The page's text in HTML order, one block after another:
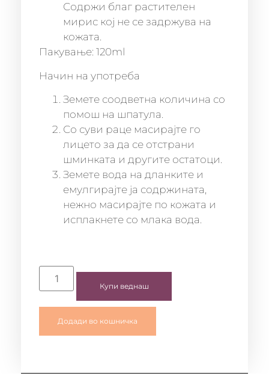
Содржи благ растителен
мирис кој не се задржува на
кожата.
Пакување: 120ml
Начин на употреба
Земете соодветна количина со
помош на шпатула.
Со суви раце масирајте го
лицето за да се отстрани
шминката и другите остатоци.
Земете вода на дланките и
емулгирајте ја содржината,
нежно масирајте по кожата и
исплакнете со млака вода.
Купи веднаш
Додади во кошничка